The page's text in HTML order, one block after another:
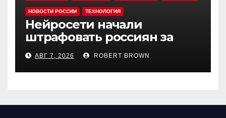
НОВОСТИ РОССИИ ТЕХНОЛОГИЯ
Нейросети начали
штрафовать россиян за
борщевик
АВГ 7, 2026 ROBERT BROWN